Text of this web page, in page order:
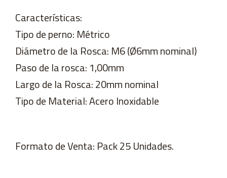
Características:
Tipo de perno: Métrico
Diámetro de la Rosca: M6 (Ø6mm nominal)
Paso de la rosca: 1,00mm
Largo de la Rosca: 20mm nominal
Tipo de Material: Acero Inoxidable
Formato de Venta: Pack 25 Unidades.